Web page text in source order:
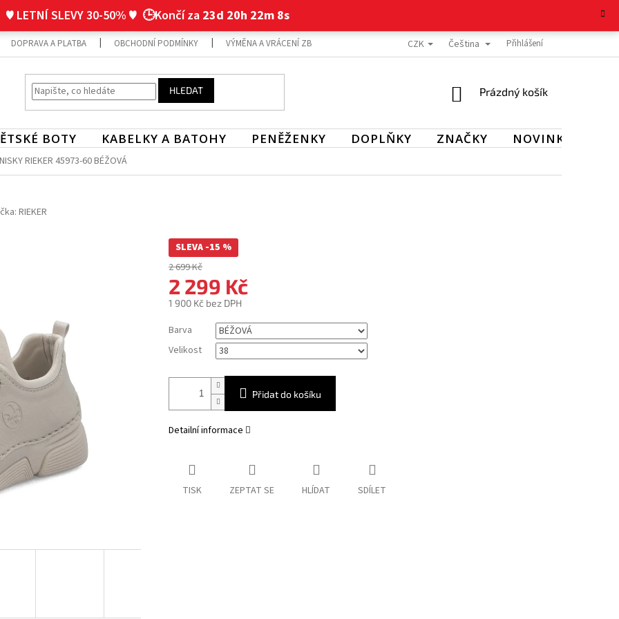
♥ LETNÍ SLEVY 30-50% ♥ 🕒Končí za 23d 20h 22m 7s
DOPRAVA A PLATBA OBCHODNÍ PODMÍNKY VÝMĚNA A VRÁCENÍ ZBOŽÍ REKLAMAČNÍ ŘÁD OCHRANA OSOBNÍCH ÚDAJŮ
CZK Čeština Přihlášení
HLEDAT
NÁKUPNÍ
Prázdný košík
BOTY KABELKY A BATOHY PENĚŽENKY DOPLŇKY ZNAČKY NOVINKY
RIEKER 45973-60 BÉŽOVÁ
RIEKER
SLEVA -15 %
2 699 Kč
2 299 Kč
1 900 Kč bez DPH
cena:
Barva
Velikost
Přidat do košíku
Detailní informace
TISK ZEPTAT SE HLÍDAT SDÍLET